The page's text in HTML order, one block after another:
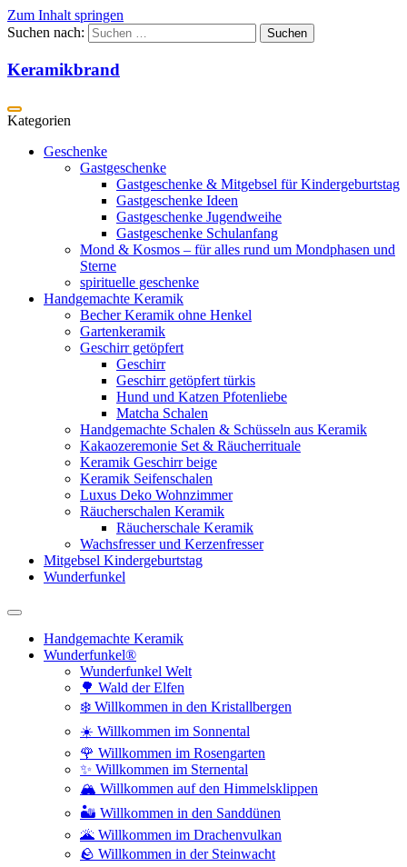
Zum Inhalt springen
Suchen nach:
Keramikbrand
Geschenke
Gastgeschenke
Gastgeschenke & Mitgebsel für Kindergeburtstag
Gastgeschenke Ideen
Gastgeschenke Jugendweihe
Gastgeschenke Schulanfang
Mond & Kosmos – für alles rund um Mondphasen und
Sterne
spirituelle geschenke
Handgemachte Keramik
Becher Keramik ohne Henkel
Gartenkeramik
Geschirr getöpfert
Geschirr
Geschirr getöpfert türkis
Hund und Katzen Pfotenliebe
Matcha Schalen
Handgemachte Schalen & Schüsseln aus Keramik
Kakaozeremonie Set & Räucherrituale
Keramik Geschirr beige
Keramik Seifenschalen
Luxus Deko Wohnzimmer
Räucherschalen Keramik
Räucherschale Keramik
Wachsfresser und Kerzenfresser
Mitgebsel Kindergeburtstag
Wunderfunkel
Handgemachte Keramik
Wunderfunkel®
Wunderfunkel Welt
🌳 Wald der Elfen
❄️ Willkommen in den Kristallbergen
☀️ Willkommen im Sonnental
🌹 Willkommen im Rosengarten
✨ Willkommen im Sternental
🏔️ Willkommen auf den Himmelsklippen
🏜️ Willkommen in den Sanddünen
🌋 Willkommen im Drachenvulkan
🪨 Willkommen in der Steinwacht